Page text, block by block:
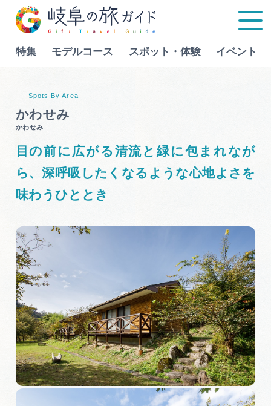
特集 モデルコース スポット・体験 イベント
モデルコース
スポット・体験
イベント
アクセス
インフォメーション
ぎふ旅レポーター記事
Language
行きたいリストを見る
かわせみ
かわせみ
目の前に広がる清流と緑に包まれなが
ら、深呼吸したくなるような心地よさを
味わうひととき